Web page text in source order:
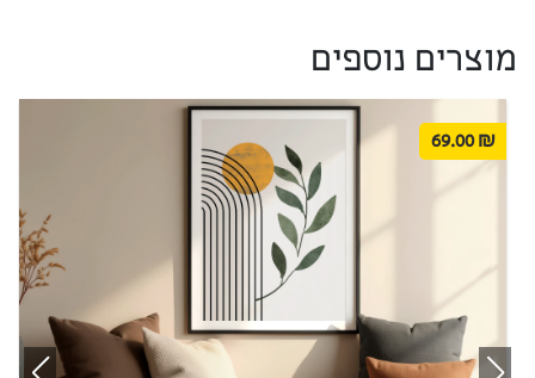
מוצרים נוספים
₪
69.00